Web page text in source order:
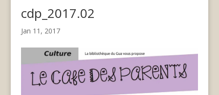
cdp_2017.02
Jan 11, 2017